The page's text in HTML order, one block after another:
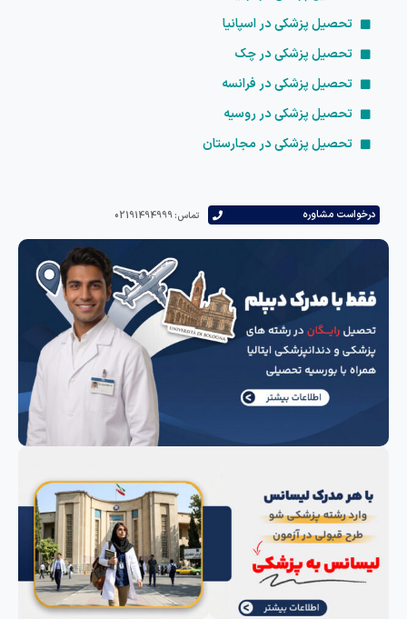
مشاوره تماس: 02191494999
تحصیل پزشکی در اسپانیا
تحصیل پزشکی در چک
تحصیل پزشکی در فرانسه
تحصیل پزشکی در روسیه
تحصیل پزشکی در مجارستان